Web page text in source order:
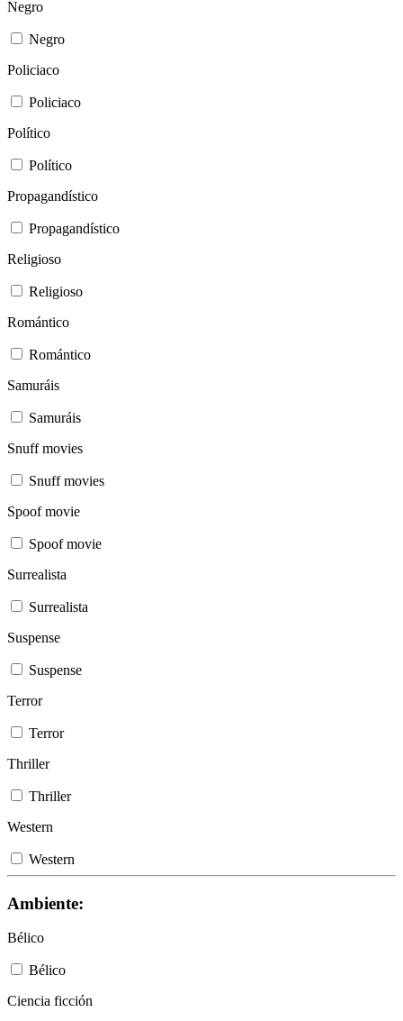
Negro
Negro
Policiaco
Policiaco
Político
Político
Propagandístico
Propagandístico
Religioso
Religioso
Romántico
Romántico
Samuráis
Samuráis
Snuff movies
Snuff movies
Spoof movie
Spoof movie
Surrealista
Surrealista
Suspense
Suspense
Terror
Terror
Thriller
Thriller
Western
Western
Ambiente:
Bélico
Bélico
Ciencia ficción